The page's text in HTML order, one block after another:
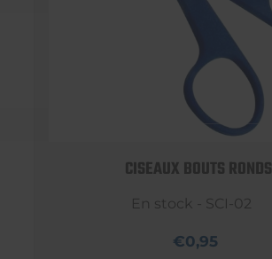
CISEAUX BOUTS RONDS
En stock - SCI-02
€0,95